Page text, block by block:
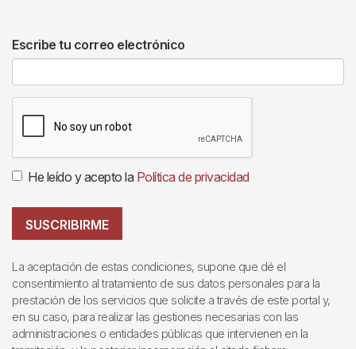
Escribe tu correo electrónico
He leído y acepto la Política de privacidad
SUSCRIBIRME
La aceptación de estas condiciones, supone que dé el
consentimiento al tratamiento de sus datos personales para la
prestación de los servicios que solicite a través de este portal y,
en su caso, para realizar las gestiones necesarias con las
administraciones o entidades públicas que intervienen en la